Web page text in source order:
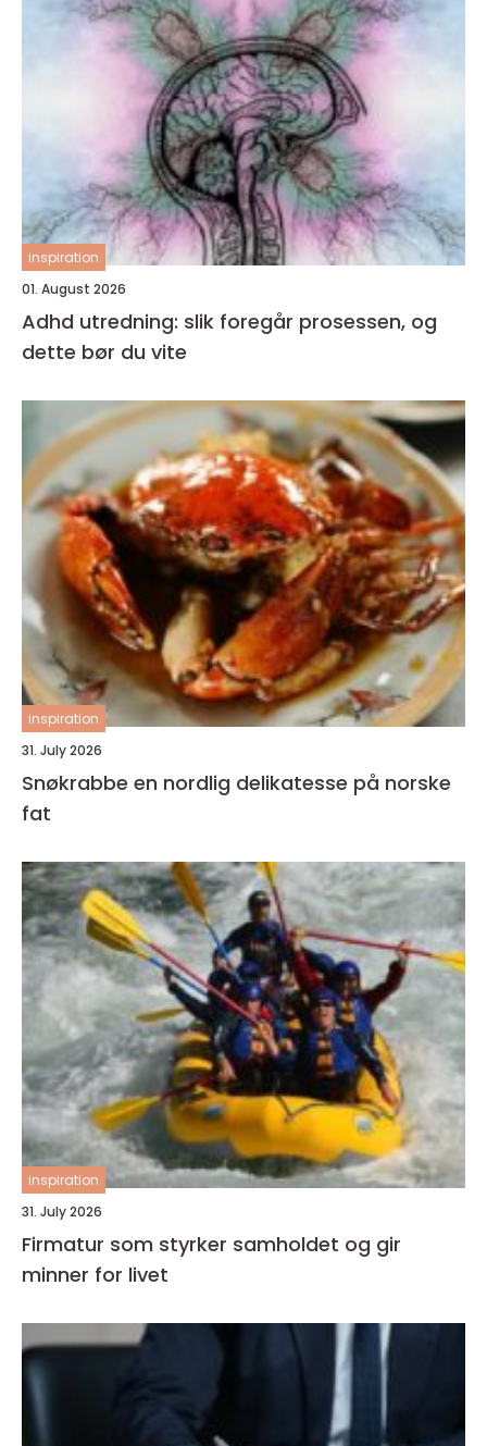
inspiration
01. August 2026
Adhd utredning: slik foregår prosessen, og
dette bør du vite
inspiration
31. July 2026
Snøkrabbe en nordlig delikatesse på norske
fat
inspiration
31. July 2026
Firmatur som styrker samholdet og gir
minner for livet